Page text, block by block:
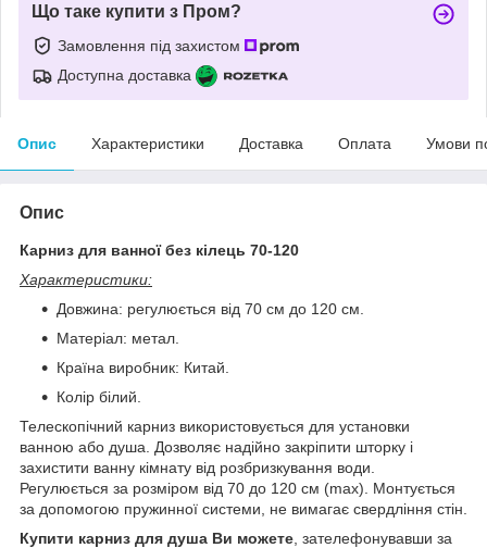
Що таке купити з Пром?
Замовлення під захистом
Доступна доставка
Опис Характеристики Доставка Оплата Умови
Опис
Карниз для ванної без кілець 70-120
Характеристики:
Довжина: регулюється від 70 см до 120 см.
Матеріал: метал.
Країна виробник: Китай.
Колір білий.
Телескопічний карниз використовується для установки
ванною або душа. Дозволяє надійно закріпити шторку і
захистити ванну кімнату від розбризкування води.
Регулюється за розміром від 70 до 120 см (max). Монтується
за допомогою пружинної системи, не вимагає свердління стін.
Купити карниз для душа Ви можете , зателефонувавши за